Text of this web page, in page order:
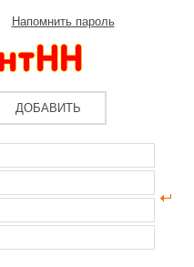
Напомнить пароль
ДОБАВИТЬ